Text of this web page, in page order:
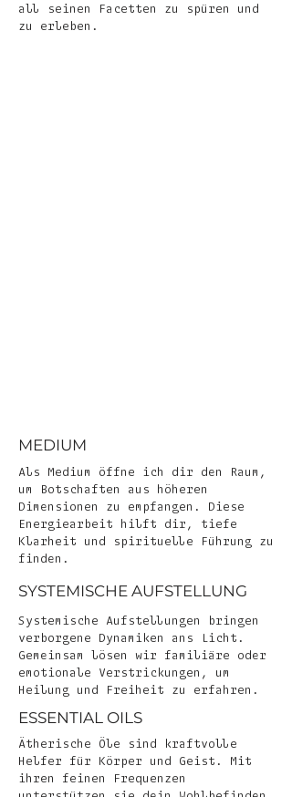
all seinen Facetten zu spüren und
zu erleben.
MEDIUM
Als Medium öffne ich dir den Raum,
um Botschaften aus höheren
Dimensionen zu empfangen. Diese
Energiearbeit hilft dir, tiefe
Klarheit und spirituelle Führung zu
finden.
SYSTEMISCHE AUFSTELLUNG
Systemische Aufstellungen bringen
verborgene Dynamiken ans Licht.
Gemeinsam lösen wir familiäre oder
emotionale Verstrickungen, um
Heilung und Freiheit zu erfahren.
ESSENTIAL OILS
Ätherische Öle sind kraftvolle
Helfer für Körper und Geist. Mit
ihren feinen Frequenzen